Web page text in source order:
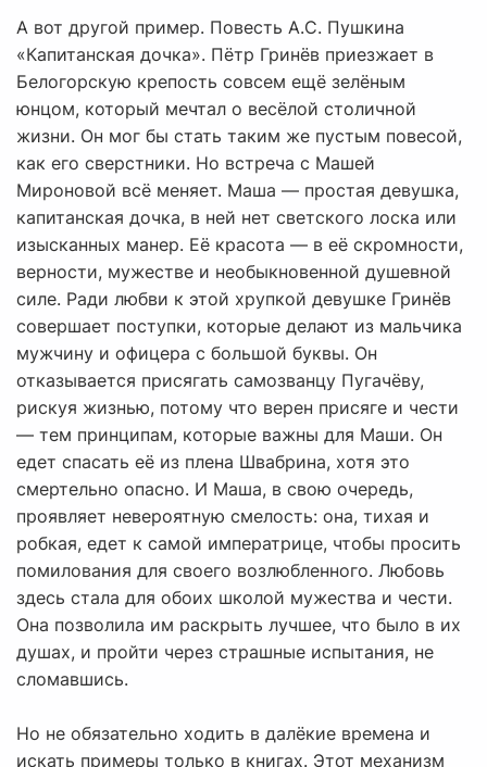
А вот другой пример. Повесть А.С. Пушкина
«Капитанская дочка». Пётр Гринёв приезжает в
Белогорскую крепость совсем ещё зелёным
юнцом, который мечтал о весёлой столичной
жизни. Он мог бы стать таким же пустым повесой,
как его сверстники. Но встреча с Машей
Мироновой всё меняет. Маша — простая девушка,
капитанская дочка, в ней нет светского лоска или
изысканных манер. Её красота — в её скромности,
верности, мужестве и необыкновенной душевной
силе. Ради любви к этой хрупкой девушке Гринёв
совершает поступки, которые делают из мальчика
мужчину и офицера с большой буквы. Он
отказывается присягать самозванцу Пугачёву,
рискуя жизнью, потому что верен присяге и чести
— тем принципам, которые важны для Маши. Он
едет спасать её из плена Швабрина, хотя это
смертельно опасно. И Маша, в свою очередь,
проявляет невероятную смелость: она, тихая и
робкая, едет к самой императрице, чтобы просить
помилования для своего возлюбленного. Любовь
здесь стала для обоих школой мужества и чести.
Она позволила им раскрыть лучшее, что было в их
душах, и пройти через страшные испытания, не
сломавшись.
Но не обязательно ходить в далёкие времена и
искать примеры только в книгах. Этот механизм